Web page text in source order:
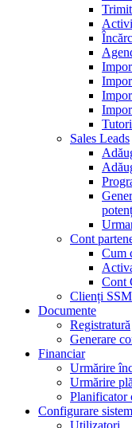
Sales Leads
Cont
Cum
Cont
Clienți SSM
Documente
Registratură
Generare
Financiar
Urmărire
Urmărire
Planificator
Configurare sistem